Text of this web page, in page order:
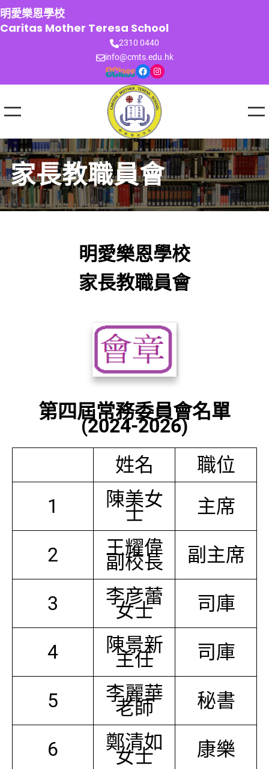
跳
至
主
明愛樂恩學校
Caritas Mother Teresa School
2310 0440
info@cmts.edu.hk
Facebook Instagram
家長教職員會
明愛樂恩學校
家長教職員會
第四屆常務委員會名單
(2024-2026)
姓名
職位
1
陳美女
士 主席
2 王耀偉
副校長 副主席
3 李彦蕾
女士 司庫
4 陳景新
主任 司庫
5 李麗華
老師 秘書
6 鄭清如
女士 康樂